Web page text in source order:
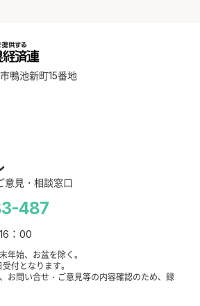
鴨池新町15番地
意見・相談窓口
487
：00
年始、お盆を除く。
付となります。
お問い合せ・ご意見等の内容確認のため、録